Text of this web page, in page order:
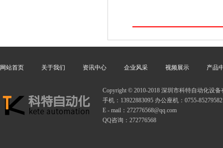
网站首页 关于我们 资讯中心 企业风采 视频展示 产品
Copyright © 2010-2018 深圳市科特自动化设
手机：13922883095 办公座机：0755-85279582
E - mail：272776568@qq.com
QQ咨询：272776568